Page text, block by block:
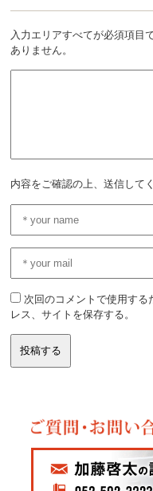
入力エリアすべてが必須項目
ありません。
内容をご確認の上、送信して
次回のコメントで使用す
レス、サイトを保存する。